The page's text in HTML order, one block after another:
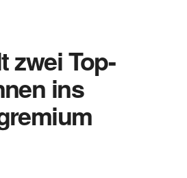
zwei Top-
ins